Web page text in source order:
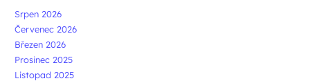
Srpen 2026
Červenec 2026
Březen 2026
Prosinec 2025
Listopad 2025